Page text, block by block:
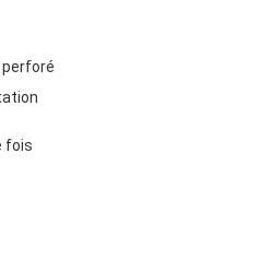
perforé
fois